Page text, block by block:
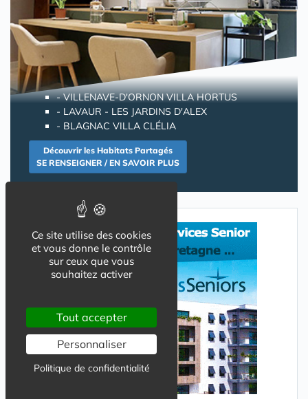
-VILLENAVE-D'ORNON VILLA HORTUS
- LAVAUR - LES JARDINS D'ALEX
- BLAGNAC VILLA CLÉLIA
Découvrir les Habitats Partagés
SE RENSEIGNER / EN SAVOIR PLUS
Ce site utilise des cookies
et vous donne le contrôle
sur ceux que vous
souhaitez activer
Tout accepter
Personnaliser
Politique de confidentialité